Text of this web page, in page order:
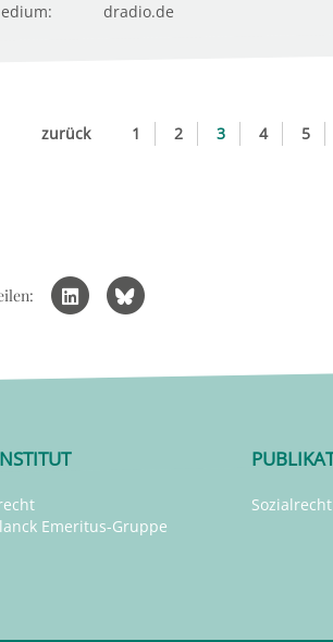
dradio.de
zurück 1 2 3 4 5
Emeritus-Gruppe
Sozialrecht